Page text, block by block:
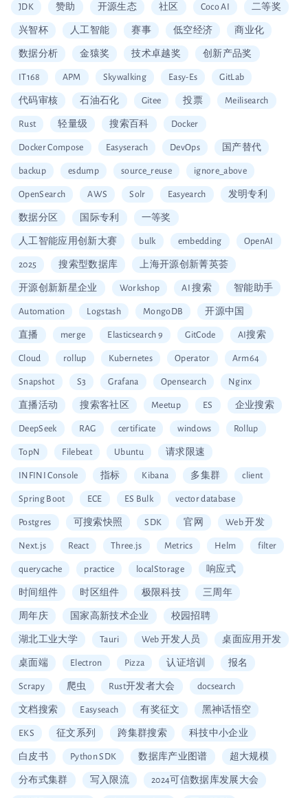
JDK 赞助 开源生态 社区 Coco AI 二等奖
兴智杯 人工智能 赛事 低空经济 商业化
数据分析 金猿奖 技术卓越奖 创新产品奖
IT168 APM Skywalking Easy-Es GitLab
代码审核 石油石化 Gitee 投票 Meilisearch
Rust 轻量级 搜索百科 Docker
Docker Compose Easyserach DevOps 国产替代
backup esdump source_reuse ignore_above
OpenSearch AWS Solr Easyearch 发明专利
数据分区 国际专利 一等奖
人工智能应用创新大赛 bulk embedding OpenAI
2025 搜索型数据库 上海开源创新菁英荟
开源创新新星企业 Workshop AI 搜索 智能助手
Automation Logstash MongoDB 开源中国
直播 merge Elasticsearch 9 GitCode AI搜索
Cloud rollup Kubernetes Operator Arm64
Snapshot S3 Grafana Opensearch Nginx
直播活动 搜索客社区 Meetup ES 企业搜索
DeepSeek RAG certificate windows Rollup
TopN Filebeat Ubuntu 请求限速
INFINI Console 指标 Kibana 多集群 client
Spring Boot ECE ES Bulk vector database
Postgres 可搜索快照 SDK 官网 Web 开发
Next.js React Three.js Metrics Helm filter
querycache practice localStorage 响应式
时间组件 时区组件 极限科技 三周年
周年庆 国家高新技术企业 校园招聘
湖北工业大学 Tauri Web 开发人员 桌面应用开发
桌面端 Electron Pizza 认证培训 报名
Scrapy 爬虫 Rust开发者大会 docsearch
文档搜索 Easyseach 有奖征文 黑神话悟空
EKS 征文系列 跨集群搜索 科技中小企业
白皮书 Python SDK 数据库产业图谱 超大规模
分布式集群 写入限流 2024可信数据库发展大会